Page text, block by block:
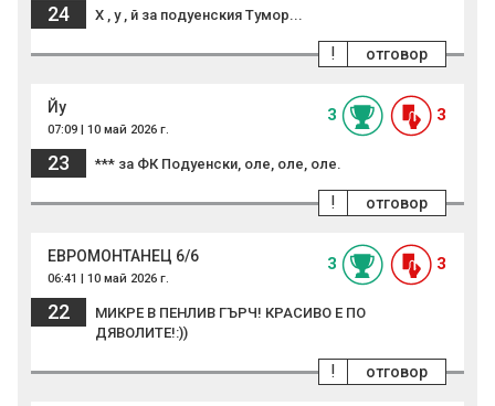
24 X , y , й за подуенския Tyмop...
отговор
!
Йу
07:09 | 10 май 2026 г.
3 3
23 *** за ФК Подуенски, оле, оле, оле.
отговор
!
ЕВРОМОНТАНЕЦ 6/6
06:41 | 10 май 2026 г.
3 3
22
МИКРЕ В ПЕНЛИВ ГЪРЧ! КРАСИВО Е ПО
ДЯВОЛИТЕ!:))
отговор
!